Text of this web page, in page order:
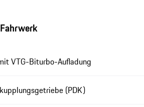
VTG-Biturbo-Aufladung
(PDK)